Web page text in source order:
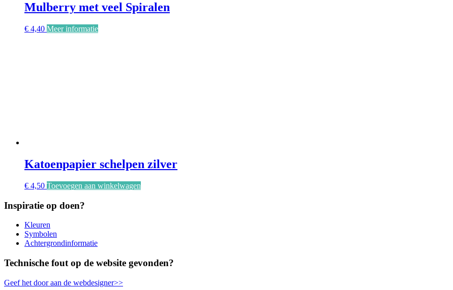
Mulberry met veel Spiralen
€ 4,40 Meer informatie
Katoenpapier schelpen zilver
€ 4,50 Toevoegen aan winkelwagen
Inspiratie op doen?
Kleuren
Symbolen
Achtergrondinformatie
Technische fout op de website gevonden?
Geef het door aan de webdesigner>>